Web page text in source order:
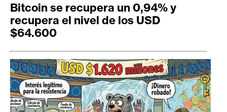
Bitcoin se recupera un 0,94% y
recupera el nivel de los USD
$64.600